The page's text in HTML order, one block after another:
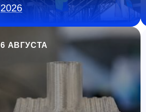
2026
6 АВГУСТА